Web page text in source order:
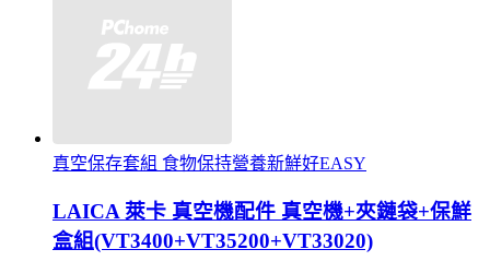
真空保存套組 食物保持營養新鮮好EASY
LAICA 萊卡 真空機配件 真空機+夾鏈袋+保鮮
盒組(VT3400+VT35200+VT33020)